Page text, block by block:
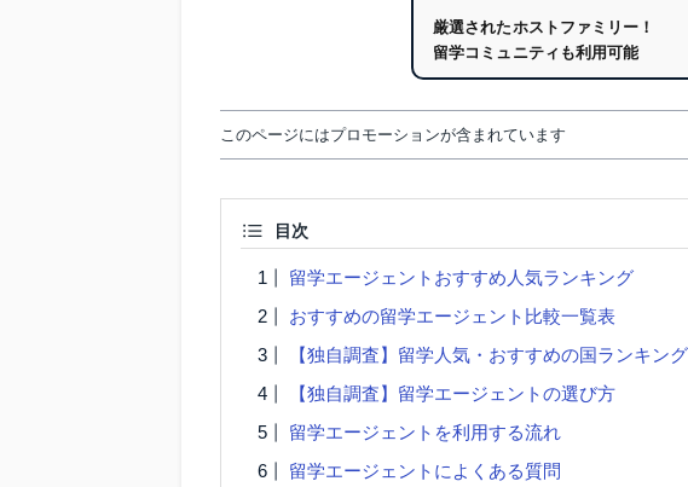
厳選されたホストファミリー！
留学コミュニティも利用可能
このページにはプロモーションが含まれています
目次
留学エージェントおすすめ人気ランキング
おすすめの留学エージェント比較一覧表
【独自調査】留学人気・おすすめの国ランキング
【独自調査】留学エージェントの選び方
留学エージェントを利用する流れ
留学エージェントによくある質問